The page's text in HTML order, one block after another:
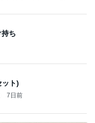
ち
ット)
7日前